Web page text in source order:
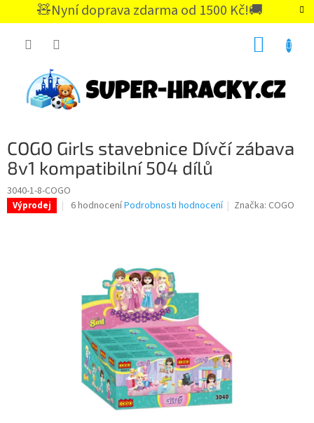
🧸Nyní doprava zdarma od 1500 Kč!🚚
CZK
COGO Girls stavebnice Dívčí zábava
8v1 kompatibilní 504 dílů
3040-1-8-COGO
Výprodej
Průměrné
hvězdiček.
6 hodnoceníPodrobnosti hodnocení Značka: COGO